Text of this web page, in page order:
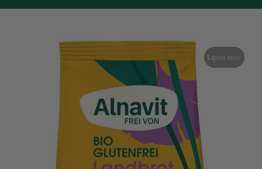
Lipsa stoc